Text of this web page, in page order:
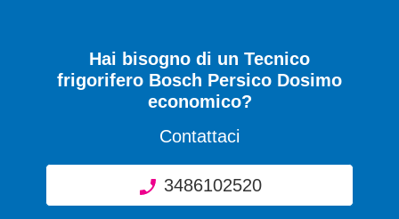
Hai bisogno di un Tecnico
frigorifero Bosch Persico Dosimo
economico?
Contattaci
3486102520